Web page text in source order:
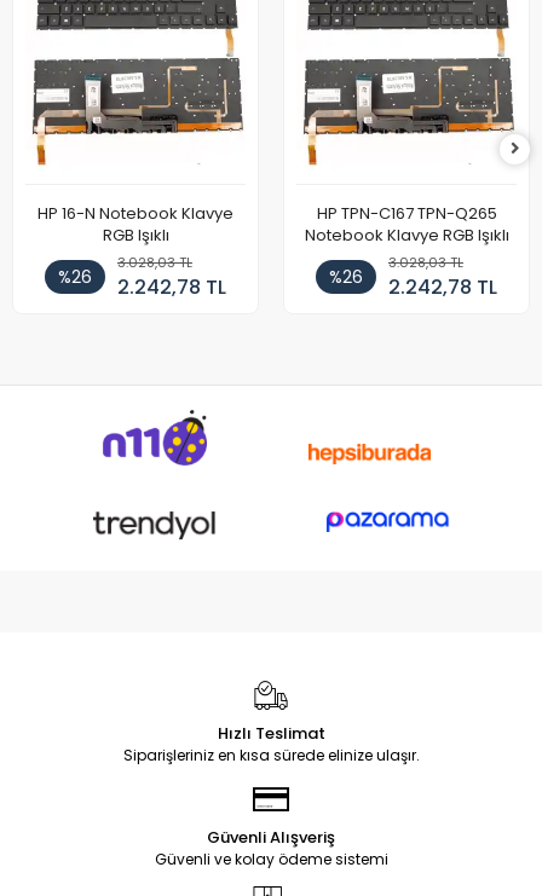
HP 16-N Notebook Klavye
RGB Işıklı
%26
3.028,03 TL
2.242,78 TL
HP TPN-C167 TPN-Q265
Notebook Klavye RGB Işıklı
%26
3.028,03 TL
2.242,78 TL
Hızlı Teslimat
Siparişleriniz en kısa sürede elinize ulaşır.
Güvenli Alışveriş
Güvenli ve kolay ödeme sistemi